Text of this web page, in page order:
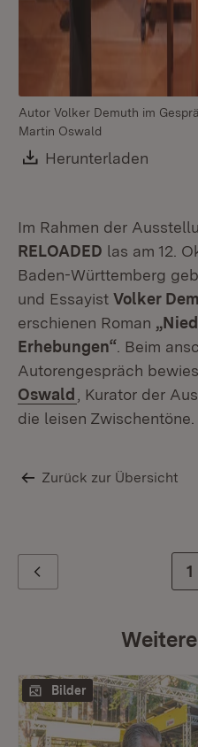
Autor Volker Demuth im
Martin Oswald
Download:
Herunterladen
Im Rahmen der
RELOADED las am 12.
Baden-Württemberg
und Essayist Volker
erschienen Roman
Erhebungen“ . Beim
Autorengespräch bewies
Oswald
(Öffnet in
, Kurator der
die leisen Zwischentöne.
Zurück zur Übersicht
1
Bilder